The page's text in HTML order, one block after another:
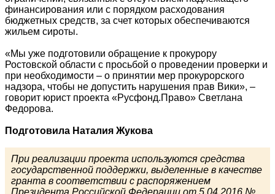
финансирования или с порядком расходования
бюджетных средств, за счет которых обеспечиваются
жильем сироты.
«Мы уже подготовили обращение к прокурору
Ростовской области с просьбой о проведении проверки и
при необходимости – о принятии мер прокурорского
надзора, чтобы не допустить нарушения прав Вики», –
говорит юрист проекта «Русфонд.Право» Светлана
Федорова.
Подготовила Наталия Жукова
При реализации проекта используются средства
государственной поддержки, выделенные в качестве
гранта в соответствии с распоряжением